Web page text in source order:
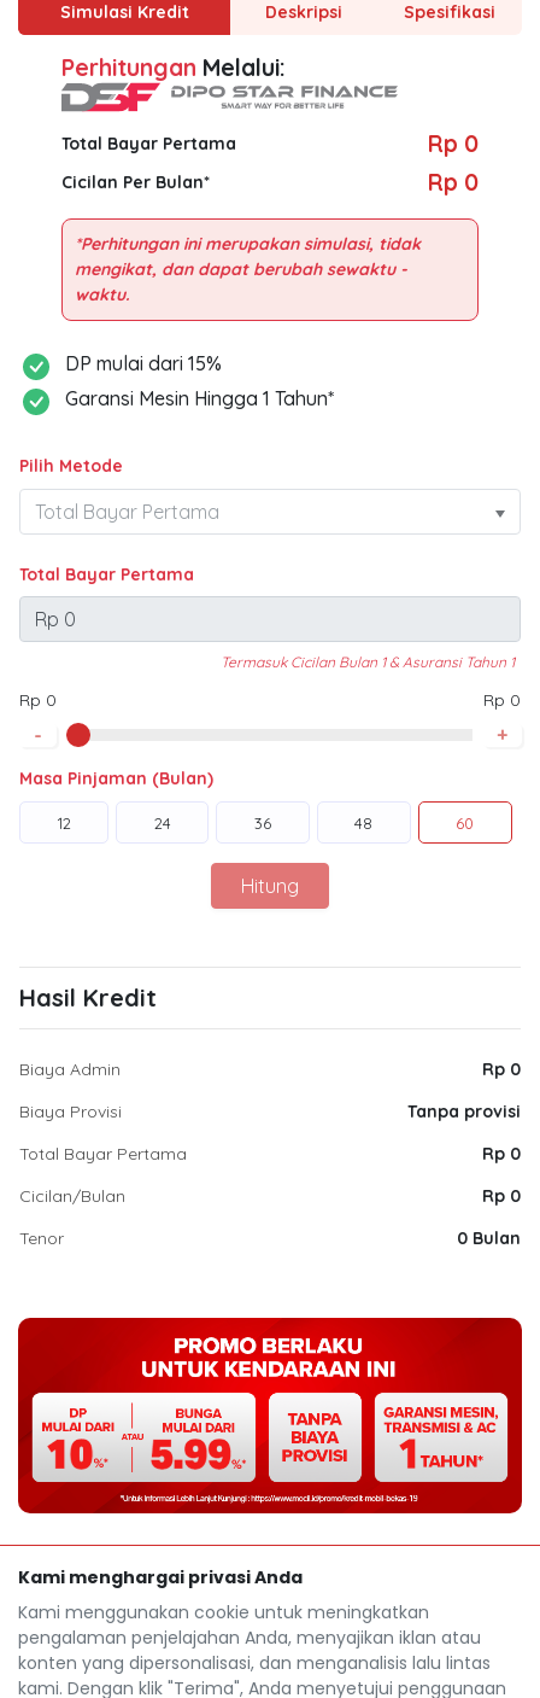
Simulasi Kredit Deskripsi Spesifikasi
Perhitungan Melalui:
Total Bayar Pertama Rp 0
Cicilan Per Bulan* Rp 0
*Perhitungan ini merupakan simulasi, tidak
mengikat, dan dapat berubah sewaktu -
DP mulai dari 15%
Garansi Mesin Hingga 1 Tahun*
Pilih Metode
Total Bayar Pertama
Termasuk Cicilan Bulan 1 & Asuransi Tahun 1
Rp 0 Rp 0
- +
Masa Pinjaman (Bulan)
12 24 36 48 60
Hitung
Hasil Kredit
Biaya Admin
Rp 0
Biaya Provisi
Tanpa provisi
Total Bayar Pertama
Rp 0
Cicilan/Bulan
Rp 0
Tenor
0 Bulan
Kami menghargai privasi Anda
Kami menggunakan cookie untuk meningkatkan
pengalaman penjelajahan Anda, menyajikan iklan atau
konten yang dipersonalisasi, dan menganalisis lalu lintas
kami. Dengan klik "Terima", Anda menyetujui penggunaan